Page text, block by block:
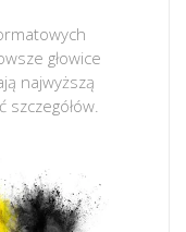
głowice
najwyższą
szczegółów.